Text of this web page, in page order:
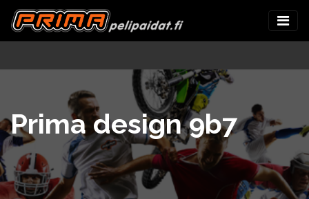
Prima design 9b7